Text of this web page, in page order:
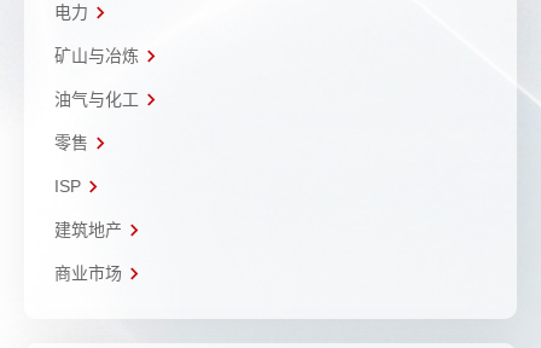
电力
矿山与冶炼
油气与化工
零售
ISP
建筑地产
商业市场